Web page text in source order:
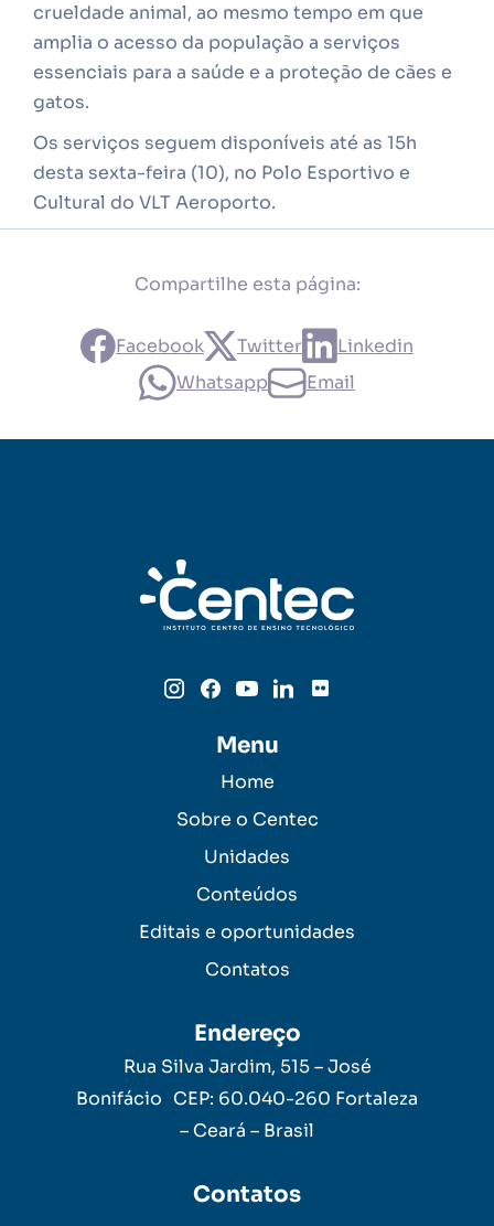
crueldade animal, ao mesmo tempo em que
amplia o acesso da população a serviços
essenciais para a saúde e a proteção de cães e
gatos.
Os serviços seguem disponíveis até as 15h
desta sexta-feira (10), no Polo Esportivo e
Cultural do VLT Aeroporto.
Compartilhe esta página:
Facebook Twitter
Linkedin
Whatsapp
Email
Menu
Home
Sobre o Centec
Unidades
Conteúdos
Editais e oportunidades
Contatos
Endereço
Rua Silva Jardim, 515 – José
Bonifácio CEP: 60.040-260 Fortaleza
– Ceará – Brasil
Contatos